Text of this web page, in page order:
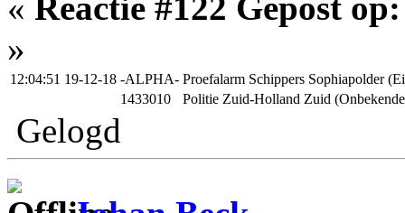
»
12:04:51 19-12-18 -ALPHA- Proefalarm Schippers Sophiapolder
1433010
Politie Zuid-Holland Zuid
Gelogd